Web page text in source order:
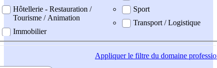
Hôtellerie - Restauration /
Tourisme / Animation
Immobilier
Sport
Transport / Logistique
Appliquerle filtre du domaine